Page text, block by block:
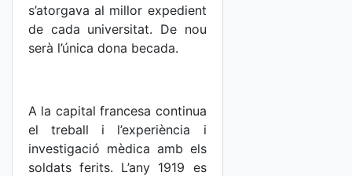
s’atorgava al millor expedient
de cada universitat. De nou
serà l’única dona becada.
A la capital francesa continua
el treball i l’experiència i
investigació mèdica amb els
soldats ferits. L’any 1919 es